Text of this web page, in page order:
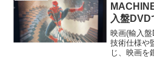
入盤
映画(輸入
技術仕様や
じ、映画を